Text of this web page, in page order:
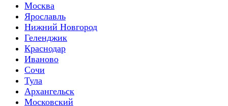
Москва
Ярославль
Нижний Новгород
Геленджик
Краснодар
Иваново
Сочи
Тула
Архангельск
Московский